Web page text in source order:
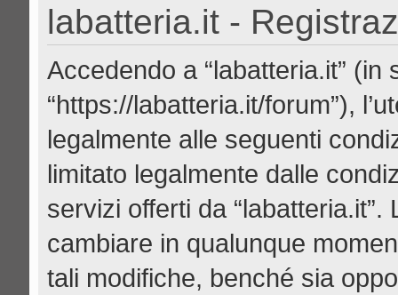
labatteria.it -
Accedendo a “labatteria.it” (in
“https://labatteria.it/forum”),
legalmente alle seguenti
limitato legalmente dalle
servizi offerti da
cambiare in qualunque
tali modifiche, benché sia